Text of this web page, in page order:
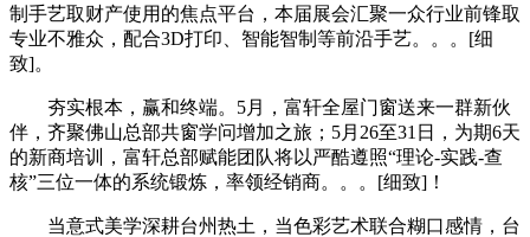
制手艺取财产使用的焦点平台，本届展会汇聚一众行业前锋取
专业不雅众，配合3D打印、智能智制等前沿手艺。。。[细
致]。
夯实根本，赢和终端。5月，富轩全屋门窗送来一群新伙
伴，齐聚佛山总部共窗学问增加之旅；5月26至31日，为期6天
的新商培训，富轩总部赋能团队将以严酷遵照“理论-实践-查
核”三位一体的系统锻炼，率领经销商。。。[细致]！
当意式美学深耕台州热土，当色彩艺术联合糊口感情，台